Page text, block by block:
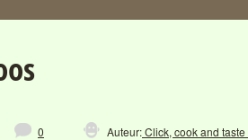
0 Auteur:Click, cook and taste